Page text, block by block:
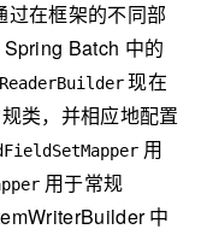
在框架的不同部
Batch 中的
现在
类，并相应地配置
用
用于常规
中